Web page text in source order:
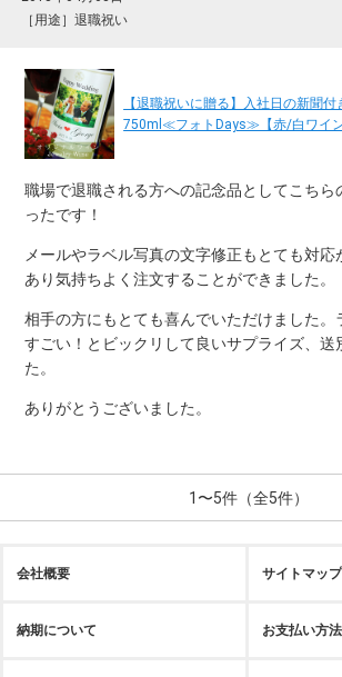
［用途］退職祝い
【退職祝いに贈る】入社日の新聞
750ml≪フォトDays≫【赤/白ワイン
職場で退職される方への記念品としてこちら
ったです！
メールやラベル写真の文字修正もとても対応
あり気持ちよく注文することができました。
相手の方にもとても喜んでいただけました。
すごい！とビックリして良いサプライズ、送
た。
ありがとうございました。
1〜5件（全5件）
会社概要 サイトマップ
納期について お支払い方法